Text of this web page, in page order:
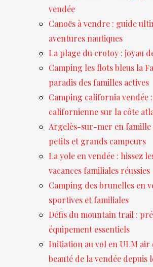
vendée
Canoës à vendre : guide
aventures nautiques
La plage du crotoy : joyau
Camping les flots bleus la
paradis des familles actives
Camping california vendée
californienne sur la côte
Argelès-sur-mer en famille
petits et grands campeurs
La yole en vendée : hissez
vacances familiales réussies
Camping des brunelles en
sportives et familiales
Défis du mountain trail :
équipement essentiels
Initiation au vol en ULM
beauté de la vendée depuis